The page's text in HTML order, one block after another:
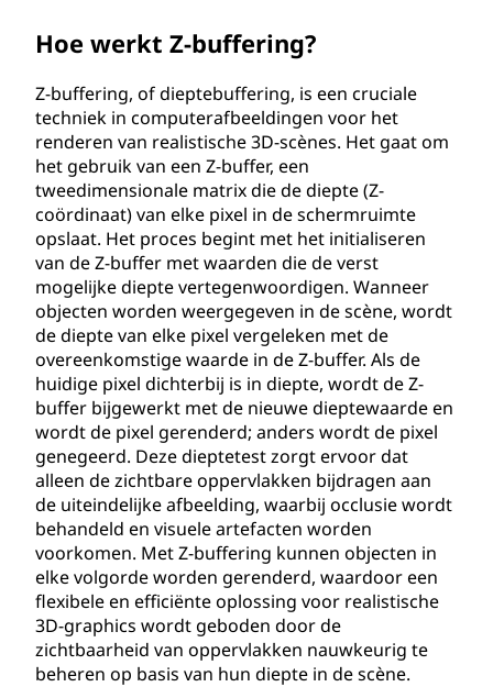
Hoe werkt Z-buffering?
Z-buffering, of dieptebuffering, is een cruciale
techniek in computerafbeeldingen voor het
renderen van realistische 3D-scènes. Het gaat om
het gebruik van een Z-buffer, een
tweedimensionale matrix die de diepte (Z-
coördinaat) van elke pixel in de schermruimte
opslaat. Het proces begint met het initialiseren
van de Z-buffer met waarden die de verst
mogelijke diepte vertegenwoordigen. Wanneer
objecten worden weergegeven in de scène, wordt
de diepte van elke pixel vergeleken met de
overeenkomstige waarde in de Z-buffer. Als de
huidige pixel dichterbij is in diepte, wordt de Z-
buffer bijgewerkt met de nieuwe dieptewaarde en
wordt de pixel gerenderd; anders wordt de pixel
genegeerd. Deze dieptetest zorgt ervoor dat
alleen de zichtbare oppervlakken bijdragen aan
de uiteindelijke afbeelding, waarbij occlusie wordt
behandeld en visuele artefacten worden
voorkomen. Met Z-buffering kunnen objecten in
elke volgorde worden gerenderd, waardoor een
flexibele en efficiënte oplossing voor realistische
3D-graphics wordt geboden door de
zichtbaarheid van oppervlakken nauwkeurig te
beheren op basis van hun diepte in de scène.